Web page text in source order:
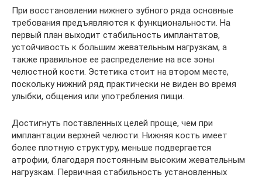
При восстановлении нижнего зубного ряда основные
требования предъявляются к функциональности. На
первый план выходит стабильность имплантатов,
устойчивость к большим жевательным нагрузкам, а
также правильное ее распределение на все зоны
челюстной кости. Эстетика стоит на втором месте,
поскольку нижний ряд практически не виден во время
улыбки, общения или употребления пищи.
Достигнуть поставленных целей проще, чем при
имплантации верхней челюсти. Нижняя кость имеет
более плотную структуру, меньше подвергается
атрофии, благодаря постоянным высоким жевательным
нагрузкам. Первичная стабильность установленных